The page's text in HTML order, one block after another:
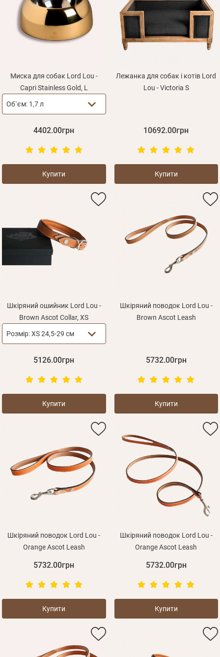
Миска для собак Lord Lou -
Capri Stainless Gold, L
Об`єм: 1,7 л
4402.00грн
Купити
Лежанка для собак і котів Lord
Lou - Victoria S
10692.00грн
Купити
Шкіряний ошийник Lord Lou -
Brown Ascot Collar, XS
Розмір:XS 24,5-29 см
5126.00грн
Купити
Шкіряний поводок Lord Lou -
Brown Ascot Leash
5732.00грн
Купити
Шкіряний поводок Lord Lou -
Orange Ascot Leash
5732.00грн
Купити
Шкіряний поводок Lord Lou -
Orange Ascot Leash
5732.00грн
Купити